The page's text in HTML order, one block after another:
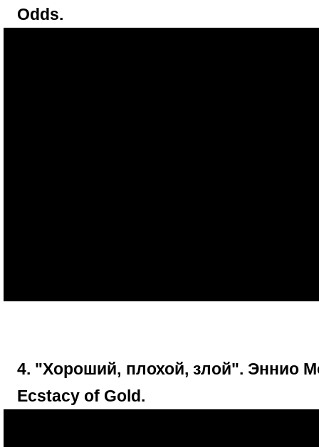
Odds.
4. "Хороший, плохой, злой". Эннио
Ecstacy of Gold.